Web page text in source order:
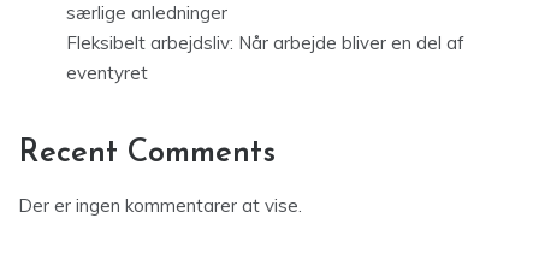
særlige anledninger
Fleksibelt arbejdsliv: Når arbejde bliver en del af
eventyret
Recent Comments
Der er ingen kommentarer at vise.